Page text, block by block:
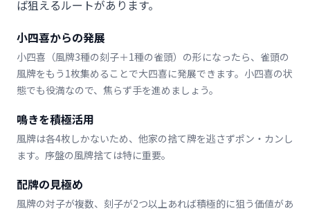
ば狙えるルートがあります。
小四喜からの発展
小四喜（風牌3種の刻子＋1種の雀頭）の形になったら、雀頭の
風牌をもう1枚集めることで大四喜に発展できます。小四喜の状
態でも役満なので、焦らず手を進めましょう。
鳴きを積極活用
風牌は各4枚しかないため、他家の捨て牌を逃さずポン・カンし
ます。序盤の風牌捨ては特に重要。
配牌の見極め
風牌の対子が複数、刻子が2つ以上あれば積極的に狙う価値があ